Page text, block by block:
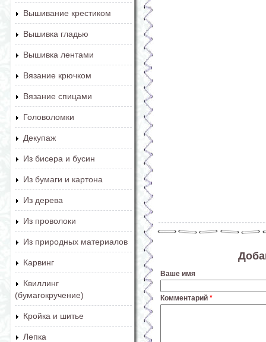
Вышивание крестиком
Вышивка гладью
Вышивка лентами
Вязание крючком
Вязание спицами
Головоломки
Декупаж
Из бисера и бусин
Из бумаги и картона
Из дерева
Из проволоки
Из природных материалов
Карвинг
Квиллинг
(бумагокручение)
Кройка и шитье
Лепка
Ваше имя
Комментарий *